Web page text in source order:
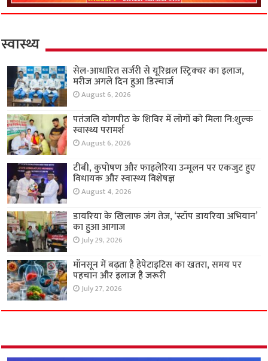
स्वास्थ्य
सेल-आधारित सर्जरी से यूरिथ्रल स्ट्रिक्चर का इलाज,
मरीज अगले दिन हुआ डिस्चार्ज
August 6, 2026
पतंजलि योगपीठ के शिविर में लोगों को मिला नि:शुल्क
स्वास्थ्य परामर्श
August 6, 2026
टीबी, कुपोषण और फाइलेरिया उन्मूलन पर एकजुट हुए
विधायक और स्वास्थ्य विशेषज्ञ
August 4, 2026
डायरिया के खिलाफ जंग तेज, ‘स्टॉप डायरिया अभियान’
का हुआ आगाज
July 29, 2026
मॉनसून में बढ़ता है हेपेटाइटिस का खतरा, समय पर
पहचान और इलाज है जरूरी
July 27, 2026